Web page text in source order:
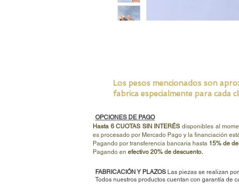
Los pesos mencionados son
fabrica especialmente para cada
OPCIONES DE PAGO
Hasta 6 CUOTAS SIN INTERÉS disponibles al
es procesado por Mercado Pago y la financiación
Pagando por transferencia bancaria hasta 15% de
Pagando en efectivo 20% de descuento.
FABRICACIÓN Y PLAZOS Las piezas se realizan
Todos nuestros productos cuentan con garantía de